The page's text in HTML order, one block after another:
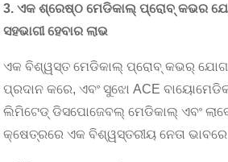
3. ଏକ ଶ୍ରେଷ୍ଠ ମେଡିକାଲ୍ ପ୍ରୋବ୍ କଭର
ସହଭାଗୀ ହେବାର ଲାଭ
ଏକ ବିଶ୍ୱସ୍ତ ମେଡିକାଲ୍ ପ୍ରୋବ୍ କଭର୍
ପ୍ରଦାନ କରେ, ଏବଂ ସୁଝୋ ACE
ଲିମିଟେଡ୍ ଡିସପୋଜେବଲ୍ ମେଡିକାଲ୍ ଏବଂ
କ୍ଷେତ୍ରରେ ଏକ ବିଶ୍ୱସ୍ତରୀୟ ନେତା